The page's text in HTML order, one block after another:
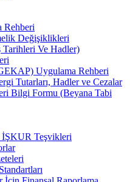
Rehberi
Değişiklikleri
Tarihleri Ve Hadler)
Uygulama Rehberi
Tutarları, Hadler ve Cezalar
Bilgi Formu (Beyana Tabi
İŞKUR Teşvikleri